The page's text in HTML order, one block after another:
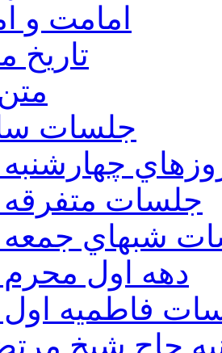
امامت و
تاریخ
جلسات سال
چهارشنبه 95
جلسات متفرقه 95
شبهاي جمعه 95
دهه اول محرم 95
فاطمیه اول 95
دوم 95 - حسينيه حاج شيخ